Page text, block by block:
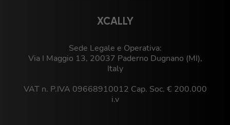
XCALLY
Sede Legale e Operativa:
Via I Maggio 13, 20037 Paderno Dugnano (MI),
Italy
VAT n. P.IVA 09668910012 Cap. Soc. € 200.000
i.v